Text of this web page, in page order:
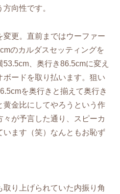
向性です。
更。直前まではウーファー
のカルダスセッティングを
、奥行き86.5cmに変え
ボードを取り払います。狙い
を奥行きと揃えて奥行き
黄金比にしてやろうという作
が予言した通り、スピーカ
います（笑）なんともお恥ず
取り上げられていた内振り角